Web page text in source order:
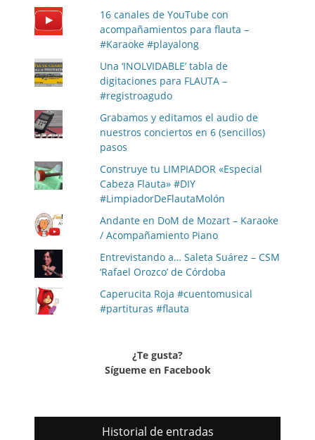
16 canales de YouTube con
acompañamientos para flauta –
#Karaoke #playalong
Una ‘INOLVIDABLE’ tabla de
digitaciones para FLAUTA –
#registroagudo
Grabamos y editamos el audio de
nuestros conciertos en 6 (sencillos)
pasos
Construye tu LIMPIADOR «Especial
Cabeza Flauta» #DIY
#LimpiadorDeFlautaMolón
Andante en DoM de Mozart – Karaoke
/ Acompañamiento Piano
Entrevistando a… Saleta Suárez – CSM
‘Rafael Orozco’ de Córdoba
Caperucita Roja #cuentomusical
#partituras #flauta
¿Te gusta?
Sígueme en Facebook
Historial de entradas